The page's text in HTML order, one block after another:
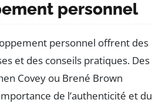
personnel
personnel offrent des
et des conseils pratiques. Des
Covey ou Brené Brown
de l’authenticité et du